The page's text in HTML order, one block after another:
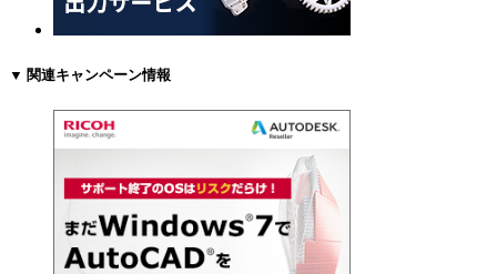
▼ 関連キャンペーン情報